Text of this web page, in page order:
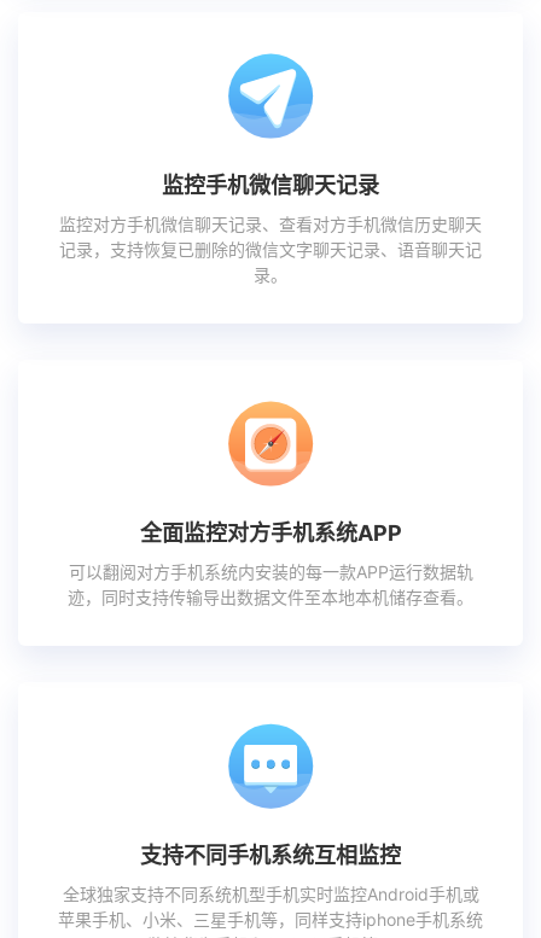
监控手机微信聊天记录
监控对方手机微信聊天记录、查看对方手机微信历史聊天
记录，支持恢复已删除的微信文字聊天记录、语音聊天记
录。
全面监控对方手机系统APP
可以翻阅对方手机系统内安装的每一款APP运行数据轨
迹，同时支持传输导出数据文件至本地本机储存查看。
支持不同手机系统互相监控
全球独家支持不同系统机型手机实时监控Android手机或
苹果手机、小米、三星手机等，同样支持iphone手机系统